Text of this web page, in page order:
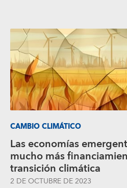
CAMBIO CLIMÁTICO
Las economías
mucho más
transición climática
2 DE OCTUBRE DE 2023